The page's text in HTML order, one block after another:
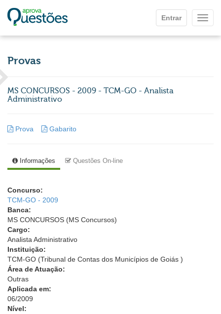
Entrar
Provas
MS CONCURSOS - 2009 - TCM-GO - Analista
Administrativo
Prova Gabarito
Informações Questões On-line
Concurso:
TCM-GO - 2009
Banca:
MS CONCURSOS (MS Concursos)
Cargo:
Analista Administrativo
Instituição:
TCM-GO (Tribunal de Contas dos Municípios de Goiás )
Área de Atuação:
Outras
Aplicada em:
06/2009
Nível: